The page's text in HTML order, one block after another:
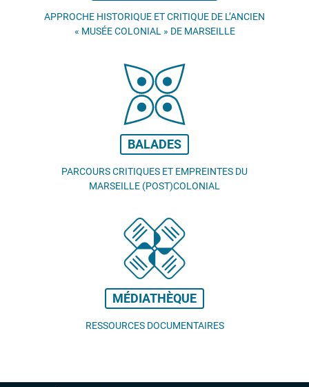
APPROCHE HISTORIQUE ET CRITIQUE DE L’ANCIEN
« MUSÉE COLONIAL » DE MARSEILLE
BALADES
PARCOURS CRITIQUES ET EMPREINTES DU
MARSEILLE (POST)COLONIAL
MÉDIATHÈQUE
RESSOURCES DOCUMENTAIRES